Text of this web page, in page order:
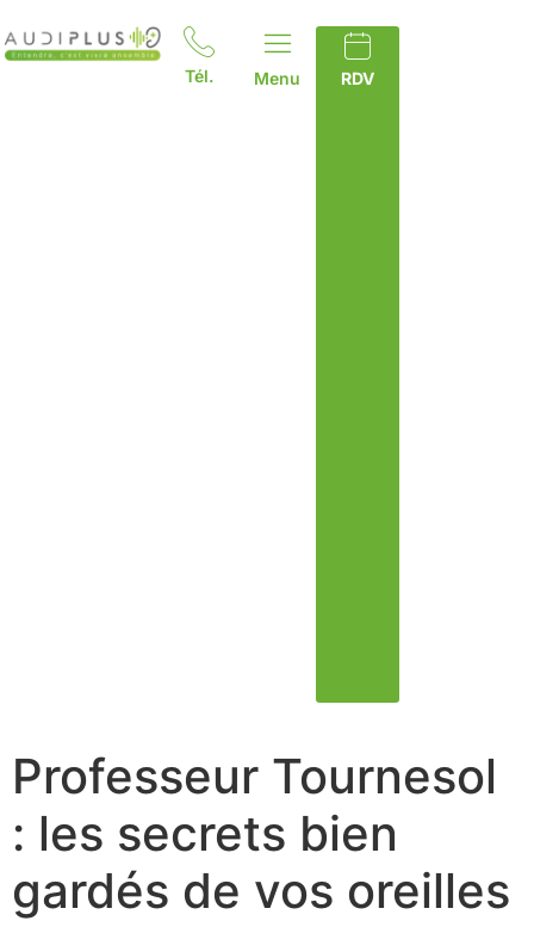
Tél. Menu RDV
Professeur Tournesol
: les secrets bien
gardés de vos oreilles